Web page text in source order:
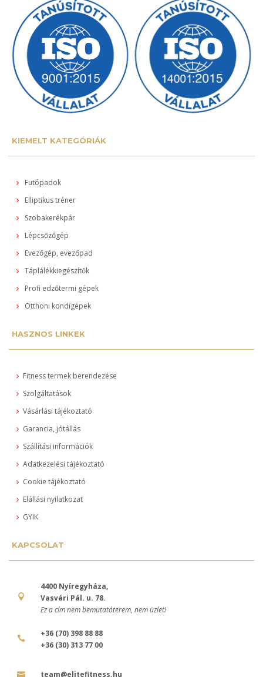
KIEMELT KATEGÓRIÁK
Futópadok
Elliptikus tréner
Szobakerékpár
Lépcsőzőgép
Evezőgép, evezőpad
Táplálékkiegészítők
Profi edzőtermi gépek
Otthoni kondigépek
HASZNOS LINKEK
Fitness termek berendezése
Szolgáltatások
Vásárlási tájékoztató
Garancia, jótállás
Szállítási információk
Adatkezelési tájékoztató
Cookie tájékoztató
Elállási nyilatkozat
GYIK
KAPCSOLAT
4400 Nyíregyháza,
Vasvári Pál. u. 78.
Ez a cím nem bemutatóterem, nem üzlet!
+36 (70) 398 88 88
+36 (30) 313 77 00
team@elitefitness.hu